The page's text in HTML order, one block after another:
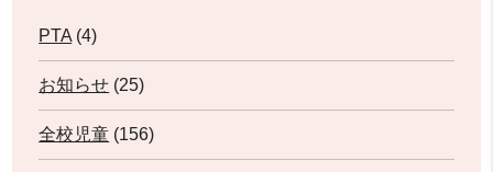
PTA (4)
お知らせ (25)
全校児童 (156)